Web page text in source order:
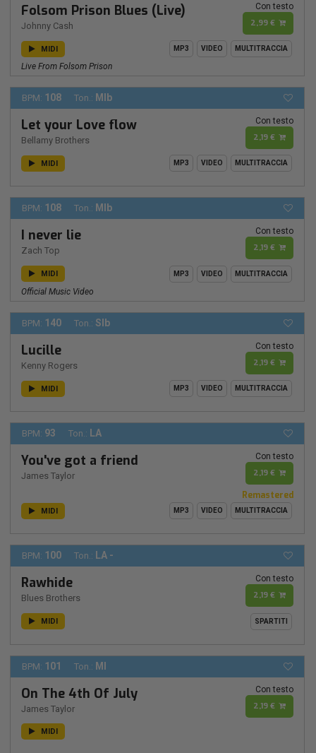
Folsom Prison Blues (Live)
Johnny Cash
Con testo
2,99 €
MIDI MP3 VIDEO MULTITRACCIA
Live From Folsom Prison
BPM: 108 Ton.: MIb
Let your Love flow
Bellamy Brothers
Con testo
2,19 €
MIDI MP3 VIDEO MULTITRACCIA
BPM: 108 Ton.: MIb
I never lie
Zach Top
Con testo
2,19 €
MIDI MP3 VIDEO MULTITRACCIA
Official Music Video
BPM: 140 Ton.: SIb
Lucille
Kenny Rogers
Con testo
2,19 €
MIDI MP3 VIDEO MULTITRACCIA
BPM: 93 Ton.: LA
You've got a friend
James Taylor
Con testo
2,19 €
Remastered
MIDI MP3 VIDEO MULTITRACCIA
BPM: 100 Ton.: LA -
Rawhide
Blues Brothers
Con testo
2,19 €
MIDI SPARTITI
BPM: 101 Ton.: MI
On The 4th Of July
James Taylor
Con testo
2,19 €
MIDI